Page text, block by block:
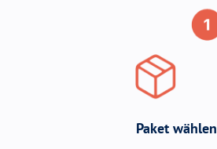
Paket wählen